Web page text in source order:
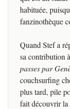
habituée,
fanzinothèque
Quand Stef a
sa contribution
passes par
couchsurfing
plus tard, pile
fait découvrir la